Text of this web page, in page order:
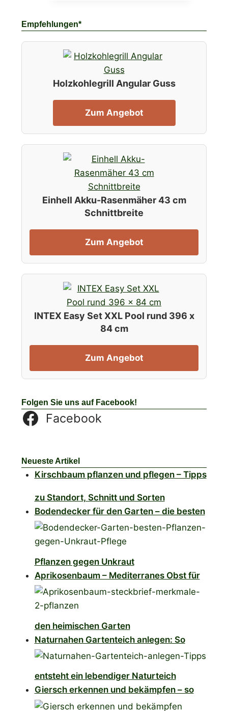
Empfehlungen*
Holzkohlegrill Angular Guss
Zum Angebot
Einhell Akku-Rasenmäher 43 cm
Schnittbreite
Zum Angebot
INTEX Easy Set XXL Pool rund 396 x
84 cm
Zum Angebot
Folgen Sie uns auf Facebook!
Facebook
Neueste Artikel
Kirschbaum pflanzen und pflegen – Tipps
zu Standort, Schnitt und Sorten
Bodendecker für den Garten – die besten
Pflanzen gegen Unkraut
Aprikosenbaum – Mediterranes Obst für
den heimischen Garten
Naturnahen Gartenteich anlegen: So
entsteht ein lebendiger Naturteich
Giersch erkennen und bekämpfen – so